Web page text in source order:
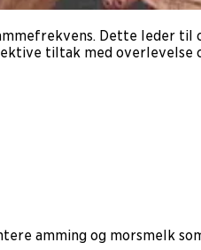
Dette leder til
tiltak med overlevelse
amming og morsmelk